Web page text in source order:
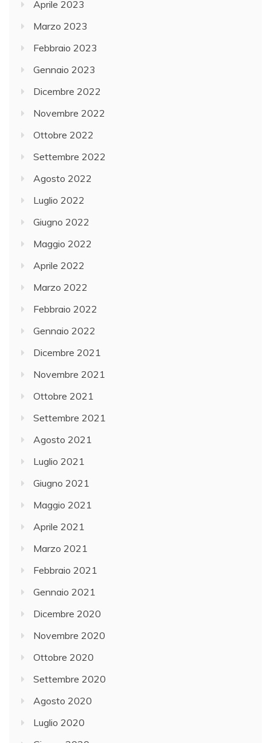
Aprile 2023
Marzo 2023
Febbraio 2023
Gennaio 2023
Dicembre 2022
Novembre 2022
Ottobre 2022
Settembre 2022
Agosto 2022
Luglio 2022
Giugno 2022
Maggio 2022
Aprile 2022
Marzo 2022
Febbraio 2022
Gennaio 2022
Dicembre 2021
Novembre 2021
Ottobre 2021
Settembre 2021
Agosto 2021
Luglio 2021
Giugno 2021
Maggio 2021
Aprile 2021
Marzo 2021
Febbraio 2021
Gennaio 2021
Dicembre 2020
Novembre 2020
Ottobre 2020
Settembre 2020
Agosto 2020
Luglio 2020